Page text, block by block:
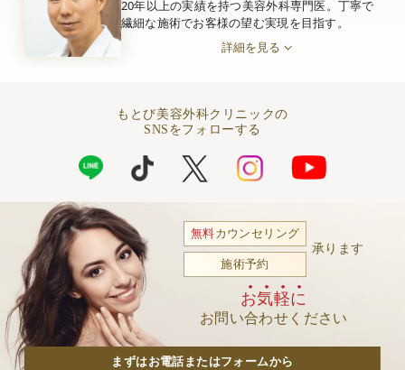
20年以上の実績を持つ美容外科専門医。丁寧で
繊細な施術でお客様の望む実現を目指す。
詳細を見る
もとび美容外科クリニックの
SNSをフォローする
無料カウンセリング
施術予約
承ります
お気軽に
お問い合わせください
まずはお電話またはフォームから